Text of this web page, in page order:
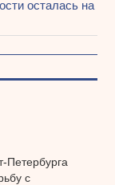
осталась на
Петербурга
с